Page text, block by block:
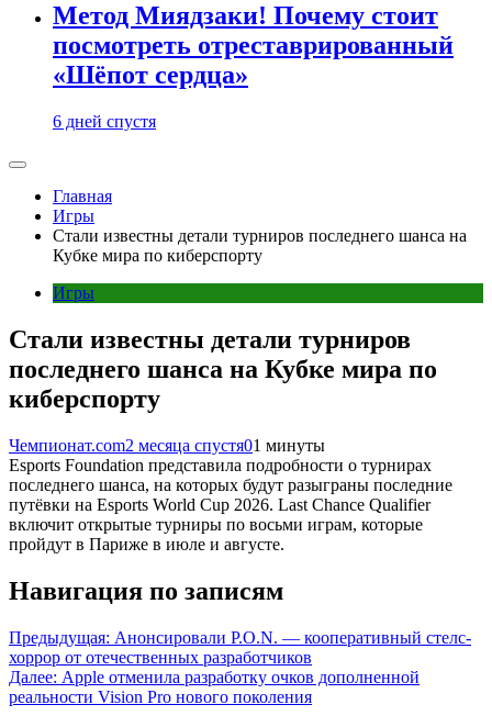
Метод Миядзаки! Почему стоит
посмотреть отреставрированный
«Шёпот сердца»
6 дней спустя
Главная
Игры
Стали известны детали турниров последнего шанса на
Кубке мира по киберспорту
Игры
Стали известны детали турниров
последнего шанса на Кубке мира по
киберспорту
Чемпионат.com2 месяца спустя01 минуты
Esports Foundation представила подробности о турнирах
последнего шанса, на которых будут разыграны последние
путёвки на Esports World Cup 2026. Last Chance Qualifier
включит открытые турниры по восьми играм, которые
пройдут в Париже в июле и августе.
Навигация по записям
Предыдущая: Анонсировали P.O.N. — кооперативный стелс-
хоррор от отечественных разработчиков
Далее: Apple отменила разработку очков дополненной
реальности Vision Pro нового поколения